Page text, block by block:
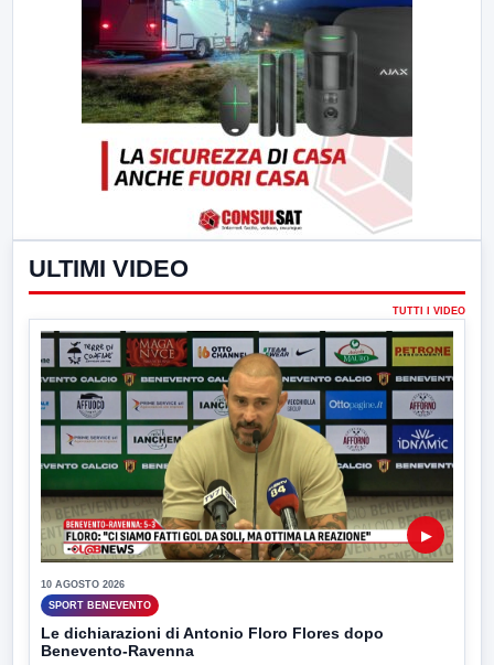
ULTIMI VIDEO
TUTTI I VIDEO
▶
10 AGOSTO 2026
SPORT BENEVENTO
Le dichiarazioni di Antonio Floro Flores dopo
Benevento-Ravenna